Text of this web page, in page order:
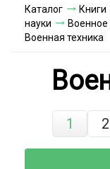
Каталог Книги
науки
Военная техника
1 2